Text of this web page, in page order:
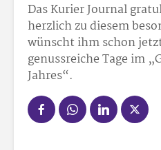
Das Kurier Journal
herzlich zu diesem
wünscht ihm schon
genussreiche Tage im
Jahres“.